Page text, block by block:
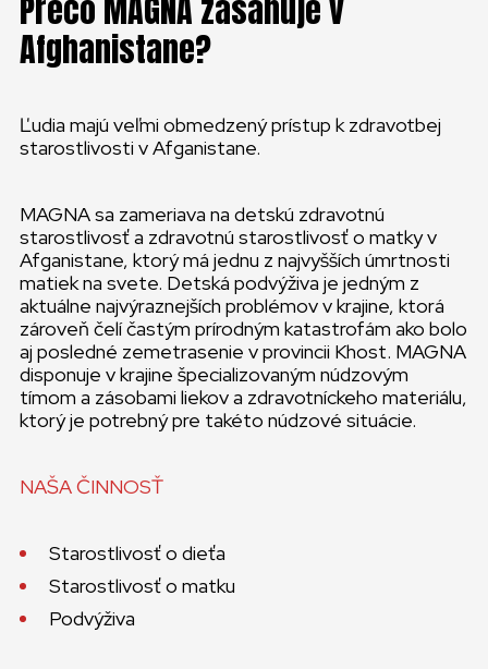
Prečo MAGNA zasahuje v
Afghanistane?
Ľudia majú veľmi obmedzený prístup k zdravotbej
starostlivosti v Afganistane.
MAGNA sa zameriava na detskú zdravotnú
starostlivosť a zdravotnú starostlivosť o matky v
Afganistane, ktorý má jednu z najvyšších úmrtnosti
matiek na svete. Detská podvýživa je jedným z
aktuálne najvýraznejších problémov v krajine, ktorá
zároveň čelí častým prírodným katastrofám ako bolo
aj posledné zemetrasenie v provincii Khost. MAGNA
disponuje v krajine špecializovaným núdzovým
tímom a zásobami liekov a zdravotníckeho materiálu,
ktorý je potrebný pre takéto núdzové situácie.
NAŠA ČINNOSŤ
Starostlivosť o dieťa
Starostlivosť o matku
Podvýživa